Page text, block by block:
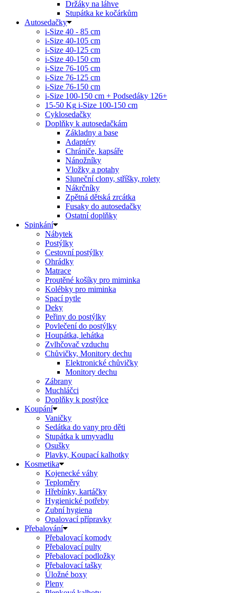
Držáky na láhve
Stupátka ke kočárkům
Autosedačky
i-Size 40 - 85 cm
i-Size 40-105 cm
i-Size 40-125 cm
i-Size 40-150 cm
i-Size 76-105 cm
i-Size 76-125 cm
i-Size 76-150 cm
i-Size 100-150 cm + Podsedáky 126+
15-50 Kg i-Size 100-150 cm
Cyklosedačky
Doplňky k autosedačkám
Základny a base
Adaptéry
Chrániče, kapsáře
Nánožníky
Vložky a potahy
Sluneční clony, stříšky, rolety
Nákrčníky
Zpětná dětská zrcátka
Fusaky do autosedačky
Ostatní doplňky
Spinkání
Nábytek
Postýlky
Cestovní postýlky
Ohrádky
Matrace
Proutěné košíky pro miminka
Kolébky pro miminka
Spací pytle
Deky
Peřiny do postýlky
Povlečení do postýlky
Houpátka, lehátka
Zvlhčovač vzduchu
Chůvičky, Monitory dechu
Elektronické chůvičky
Monitory dechu
Zábrany
Muchláčci
Doplňky k postýlce
Koupání
Vaničky
Sedátka do vany pro děti
Stupátka k umyvadlu
Osušky
Plavky, Koupací kalhotky
Kosmetika
Kojenecké váhy
Teploměry
Hřebínky, kartáčky
Hygienické potřeby
Zubní hygiena
Opalovací přípravky
Přebalování
Přebalovací komody
Přebalovací pulty
Přebalovací podložky
Přebalovací tašky
Úložné boxy
Pleny